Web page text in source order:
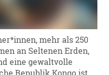
mehr als 250
an Seltenen Erden,
eine gewaltvolle